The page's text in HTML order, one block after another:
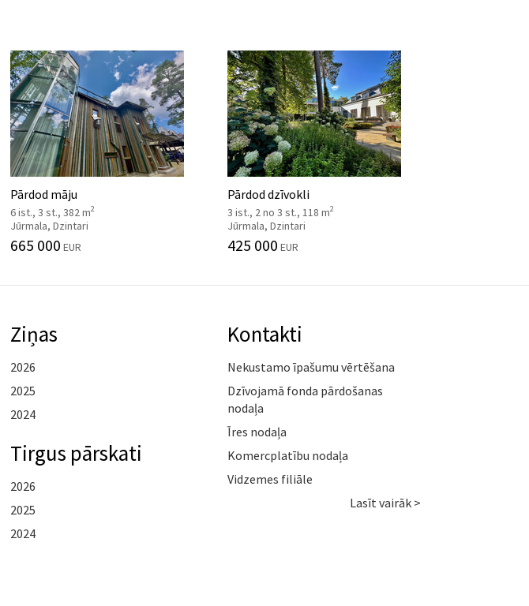
Pārdod māju
6 ist., 3 st., 382 m2
Jūrmala, Dzintari
665 000 EUR
Pārdod dzīvokli
3 ist., 2 no 3 st., 118 m2
Jūrmala, Dzintari
425 000 EUR
Ziņas
2026
2025
2024
Tirgus pārskati
2026
2025
2024
Kontakti
Nekustamo īpašumu vērtēšana
Dzīvojamā fonda pārdošanas
nodaļa
Īres nodaļa
Komercplatību nodaļa
Vidzemes filiāle
Lasīt vairāk >